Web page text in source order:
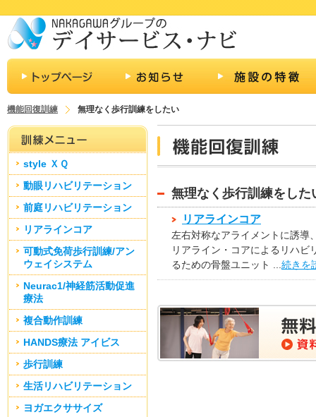
機能回復訓練 無理なく歩行訓練をしたい
style ＸＱ
動眼リハビリテーション
前庭リハビリテーション
リアラインコア
可動式免荷歩行訓練/アン
ウェイシステム
Neurac1/神経筋活動促進
療法
複合動作訓練
HANDS療法 アイビス
歩行訓練
生活リハビリテーション
ヨガエクササイズ
無理なく歩行訓練をした
リアラインコア
左右対称なアライメントに誘導
リアライン・コアによるリハビ
るための骨盤ユニット ... 続きを